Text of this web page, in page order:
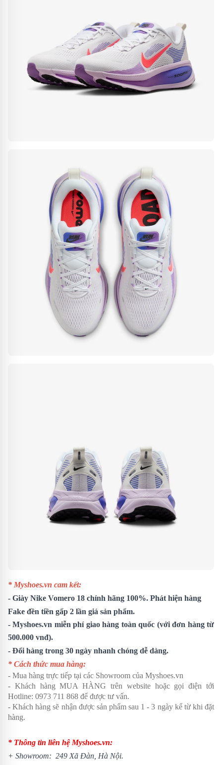
* Myshoes.vn cam kết:
- Giày Nike Vomero 18 chính hãng 100%. Phát hiện hàng
Fake đền tiền gấp 2 lần giá sản phẩm.
- Myshoes.vn miễn phí giao hàng toàn quốc (với đơn hàng từ
500.000 vnđ).
- Đổi hàng trong 30 ngày nhanh chóng dễ dàng.
* Cách thức mua hàng:
- Mua hàng trực tiếp tại các Showroom của Myshoes.vn
- Khách hàng MUA HÀNG trên website hoặc gọi điện tới
Hotline: 0973 711 868 để được tư vấn.
- Khách hàng sẽ nhận được sản phẩm sau 1 - 3 ngày kể từ khi đặt
hàng.
* Thông tin liên hệ Myshoes.vn:
+ Showroom: 249 Xã Đàn, Hà Nội.